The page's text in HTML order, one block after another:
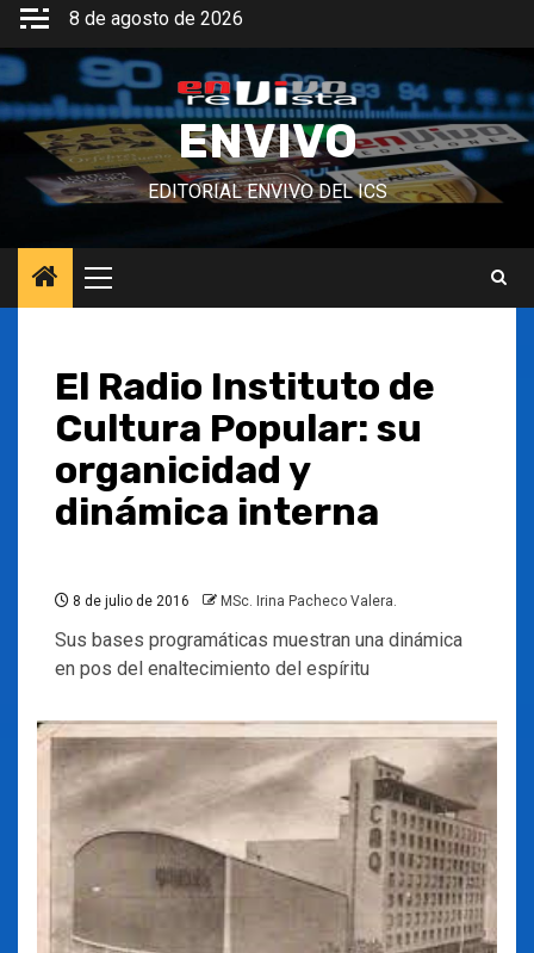
Saltar
contenido
8 de agosto de 2026
ENVIVO
EDITORIAL ENVIVO DEL ICS
Menú
principal
El Radio Instituto de
Cultura Popular: su
organicidad y
dinámica interna
8 de julio de 2016 MSc. Irina Pacheco Valera.
Sus bases programáticas muestran una dinámica
en pos del enaltecimiento del espíritu